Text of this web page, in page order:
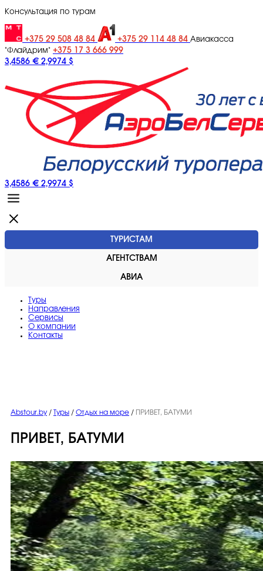
Консультация по турам
+375 29 508 48 84 +375 29 114 48 84 Авиакасса
"Флайдрим" +375 17 3 666 999
3,4586 € 2,9974 $
3,4586 € 2,9974 $
ТУРИСТАМ
АГЕНТСТВАМ
АВИА
Туры
Направления
Сервисы
O компании
Контакты
Abstour.by / Туры / Отдых на море / ПРИВЕТ, БАТУМИ
ПРИВЕТ, БАТУМИ